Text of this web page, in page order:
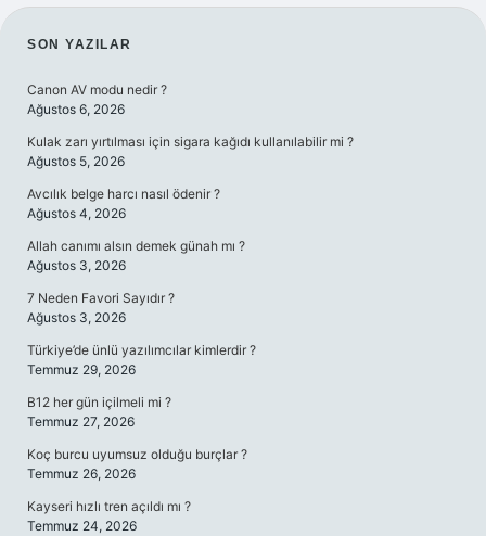
SIDEBAR
SON YAZILAR
Canon AV modu nedir ?
Ağustos 6, 2026
Kulak zarı yırtılması için sigara kağıdı kullanılabilir mi ?
Ağustos 5, 2026
Avcılık belge harcı nasıl ödenir ?
Ağustos 4, 2026
Allah canımı alsın demek günah mı ?
Ağustos 3, 2026
7 Neden Favori Sayıdır ?
Ağustos 3, 2026
Türkiye’de ünlü yazılımcılar kimlerdir ?
Temmuz 29, 2026
B12 her gün içilmeli mi ?
Temmuz 27, 2026
Koç burcu uyumsuz olduğu burçlar ?
Temmuz 26, 2026
Kayseri hızlı tren açıldı mı ?
Temmuz 24, 2026